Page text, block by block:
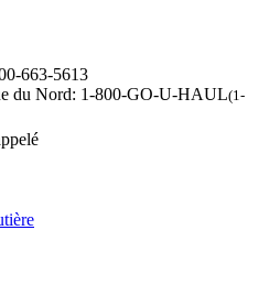
663-5613
du Nord: 1-800-GO-U-HAUL(1-